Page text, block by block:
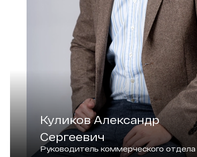
Куликов Александр
Сергеевич
Руководитель коммерческого отдела